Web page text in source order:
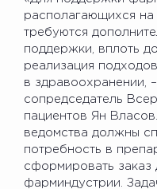
располагающихся на
требуются
поддержки, вплоть до
реализация
в здравоохранении,
сопредседатель
пациентов Ян
ведомства должны
потребность в
сформировать заказ
фарминдустрии.